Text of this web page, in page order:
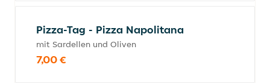
Pizza-Tag - Pizza Napolitana
mit Sardellen und Oliven
7,00 €